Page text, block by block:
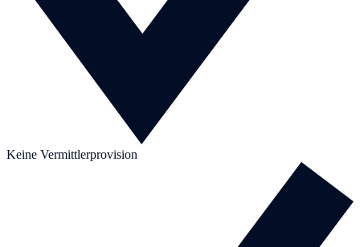
Keine Vermittlerprovision